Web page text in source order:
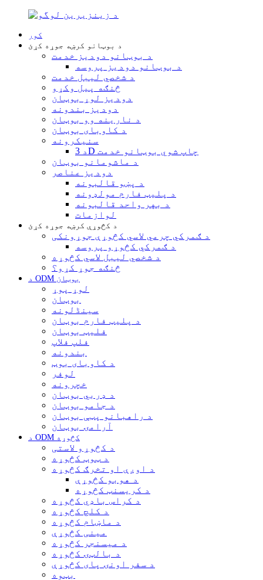
کور
د بوټانو کرښه جوړه کړئ
د بوټانو دودیز خدمت
د بوټانو دودیز پروسه
د شخصي لیبل خدمت
څنګه پیل وکړو
دودیز لوړ بوټان
دودیز بندونه
د نارینه وو بوټان
د کاوبای بوټان
سنیکرونه
د 3D چاپ شوي بوټانو خدمت
د ماشومانو بوټان
دودیز عناصر
د پښو قالبونه
د پلیټ فارم مولډونه
د بهر واحد قالبونه
لوازمات
د کڅوړې کرښه جوړه کړئ
د ګمرکي چرمي لاسي کڅوړې جوړونکی
د ګمرکي کڅوړو پروسه
د شخصي لیبل لاسي کڅوړه
څنګه جوړ کړو؟
د ODM بوټان
لوړ پوړ
بوټان
سینڈلونه
د پلیټ فارم بوټان
فلیټ بوټان
فلپ فلاپ
بندونه
د کاوبای بوټ
لوفر
خچرونه
د ډربي بوټان
د جامو بوټان
د راهبانو پټې بوټان
آرامۍ بوټان
د ODM کڅوړه
د کڅوړو لاستی
د ټوټ کڅوړه
د اوږې او تخرګ کڅوړه
د هوبو کڅوړې
د کریسنټ کڅوړه
د کراس باډي کڅوړه
د کلچ کڅوړه
د ماښام کڅوړه
مینی کڅوړې
د میسنجر کڅوړه
د بالټۍ کڅوړه
د سفر اونۍ پای کڅوړې
بټوه